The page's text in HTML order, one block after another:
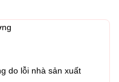
do lỗi nhà sản xuất